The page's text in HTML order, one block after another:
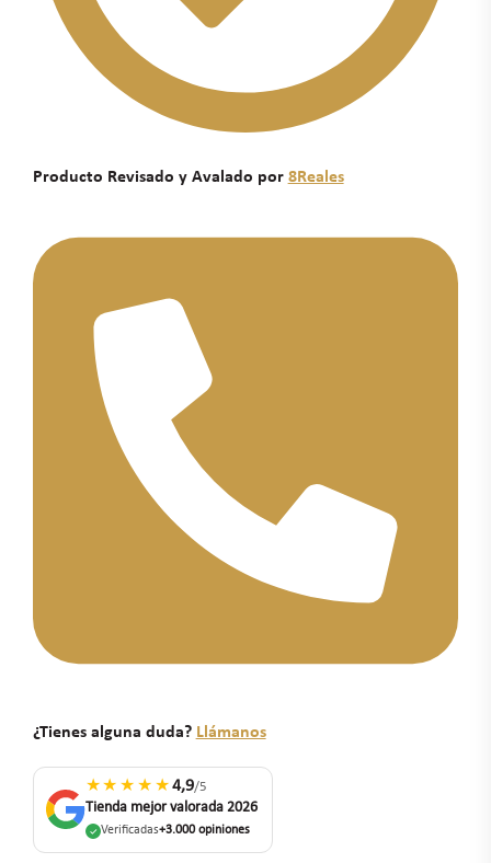
Producto Revisado y Avalado por 8Reales
¿Tienes alguna duda? Llámanos
★★★★★4,9/5
Tienda mejor valorada 2026
Verificadas+3.000 opiniones